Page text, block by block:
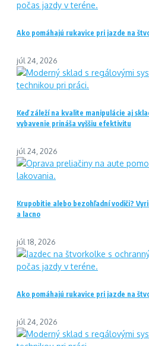
Ako pomáhajú rukavice pri jazde na
júl 24, 2026
Keď záleží na kvalite manipulácie aj
vybavenie prináša vyššiu efektivitu
júl 24, 2026
Krupobitie alebo bezohľadní vodiči?
a lacno
júl 18, 2026
Ako pomáhajú rukavice pri jazde na
júl 24, 2026